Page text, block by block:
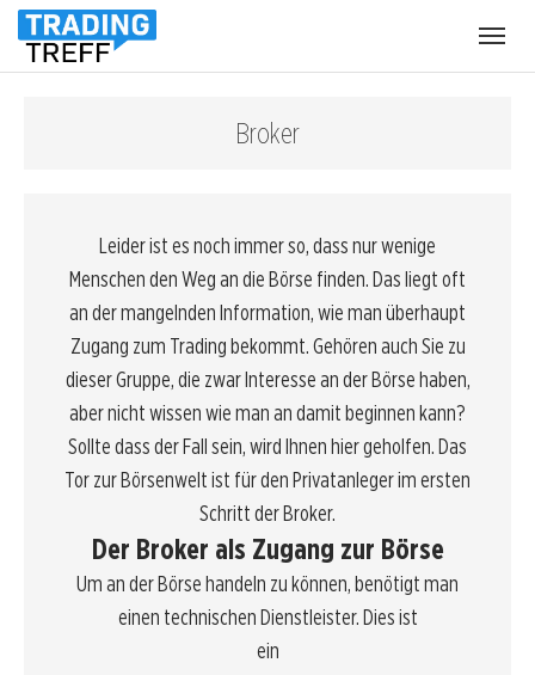
Broker
Leider ist es noch immer so, dass nur wenige
Menschen den Weg an dieBörse finden. Das liegt oft
an der mangelnden Information, wie man überhaupt
Zugang zum Tradingbekommt. Gehören auch Sie zu
dieser Gruppe, die zwar Interesse an der Börse haben,
aber nicht wissen wie man an damit beginnen kann?
Sollte dass der Fall sein, wird Ihnen hier geholfen. Das
Tor zur Börsenwelt ist für den Privatanleger im ersten
Schritt der Broker.
Der Broker als Zugang zur Börse
Um an der Börse handeln zu können, benötigt man
einen technischen Dienstleister. Dies ist
ein